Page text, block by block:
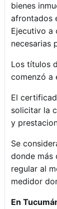
bienes
afrontados
Ejecutivo a
necesarias
Los títulos
comenzó a
El
solicitar la
y
Se
donde más
regular al
medidor
En